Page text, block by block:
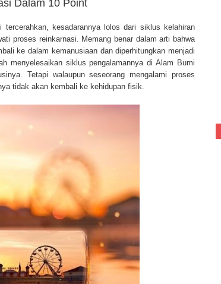
Dalam 10 Point
tercerahkan, kesadarannya lolos dari siklus kelahiran
proses reinkarnasi. Memang benar dalam arti bahwa
ke dalam kemanusiaan dan diperhitungkan menjadi
menyelesaikan siklus pengalamannya di Alam Bumi
Tetapi walaupun seseorang mengalami proses
tidak akan kembali ke kehidupan fisik.